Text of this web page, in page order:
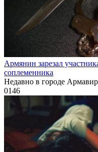
Армянин зарезал
соплеменника
Недавно в городе
0146